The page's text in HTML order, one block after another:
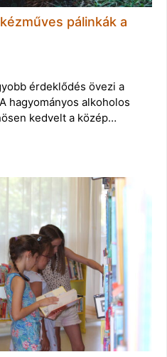
pálinkák a
érdeklődés övezi a
hagyományos alkoholos
kedvelt a közép…